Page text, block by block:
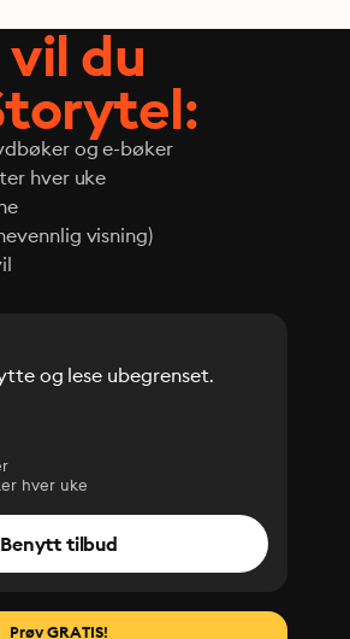
du
og e-bøker
hver uke
visning)
og lese ubegrenset.
hver uke
Benytt tilbud
Prøv GRATIS!